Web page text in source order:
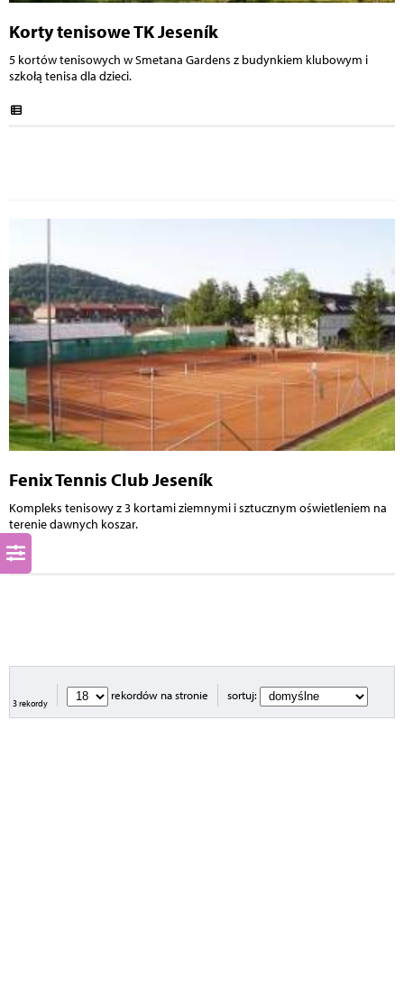
Korty tenisowe TK Jeseník
5 kortów tenisowych w Smetana Gardens z budynkiem klubowym i
szkołą tenisa dla dzieci.
Fenix Tennis Club Jeseník
Kompleks tenisowy z 3 kortami ziemnymi i sztucznym oświetleniem na
terenie dawnych koszar.
3 rekordy
rekordów na stronie sortuj: